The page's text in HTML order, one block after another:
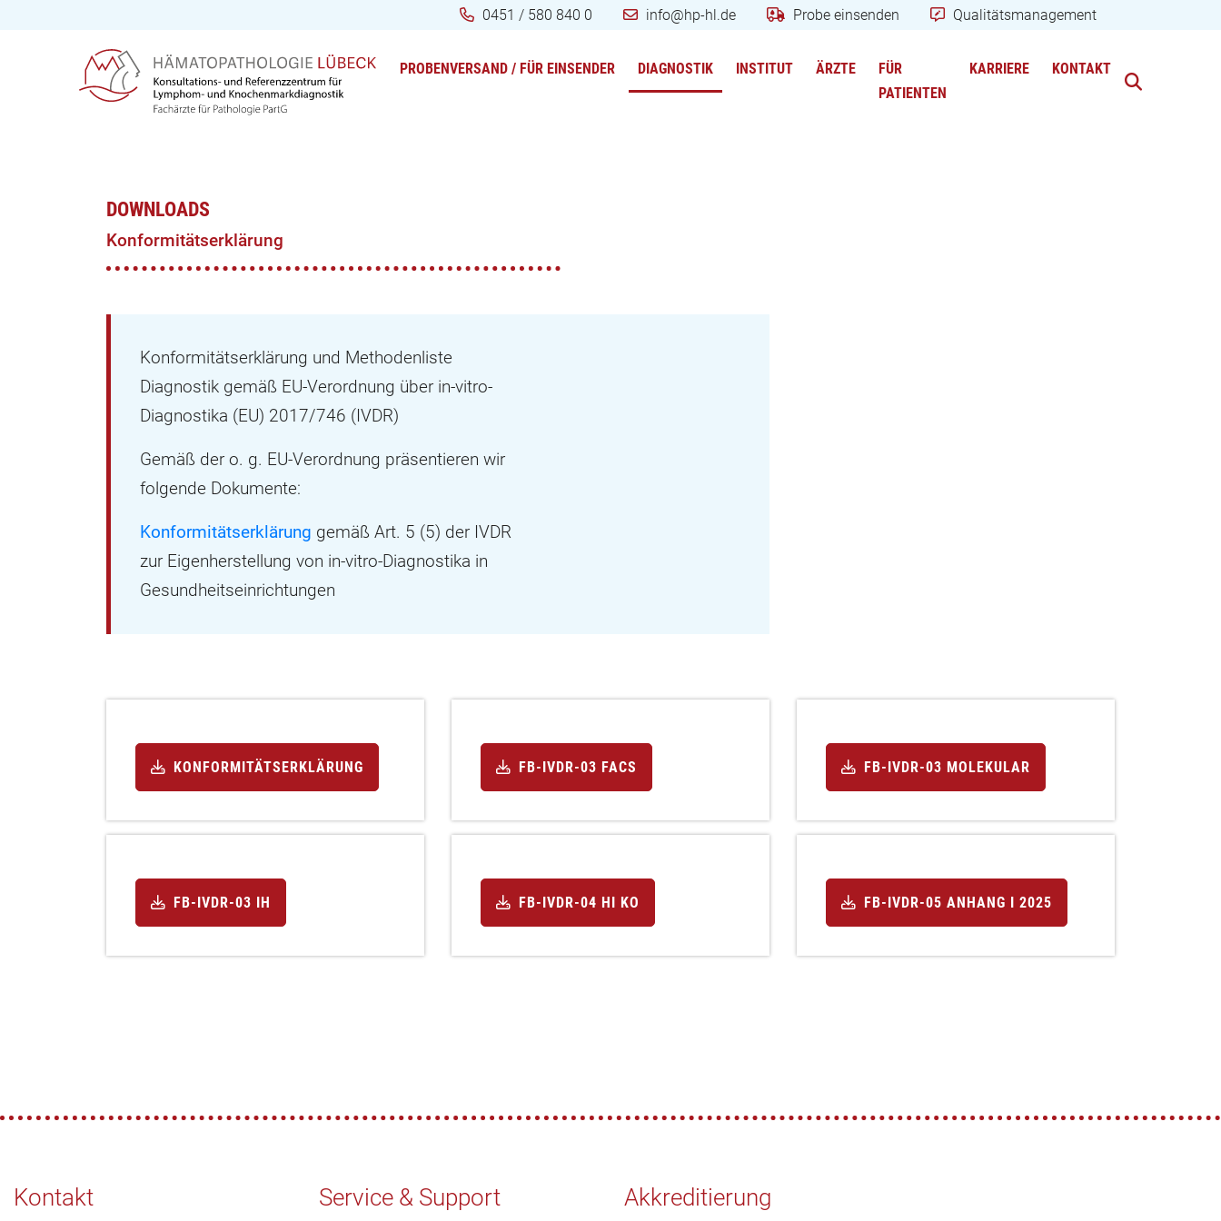
0451 / 580 840 0 info@hp-hl.de Probe einsenden Qualitätsmanagement
PROBENVERSAND / FÜR EINSENDER DIAGNOSTIK INSTITUT ÄRZTE
FÜR
PATIENTEN
KARRIERE KONTAKT
DOWNLOADS
Konformitätserklärung
Konformitätserklärung und Methodenliste
Diagnostik gemäß EU-Verordnung über in-vitro-
Diagnostika (EU) 2017/746 (IVDR)
Gemäß der o. g. EU-Verordnung präsentieren wir
folgende Dokumente:
Konformitätserklärung gemäß Art. 5 (5) der IVDR
zur Eigenherstellung von in-vitro-Diagnostika in
Gesundheitseinrichtungen
KONFORMITÄTSERKLÄRUNG FB-IVDR-03 FACS FB-IVDR-03 MOLEKULAR
FB-IVDR-03 IH FB-IVDR-04 HI KO FB-IVDR-05 ANHANG I 2025
Kontakt Service & Support Akkreditierung